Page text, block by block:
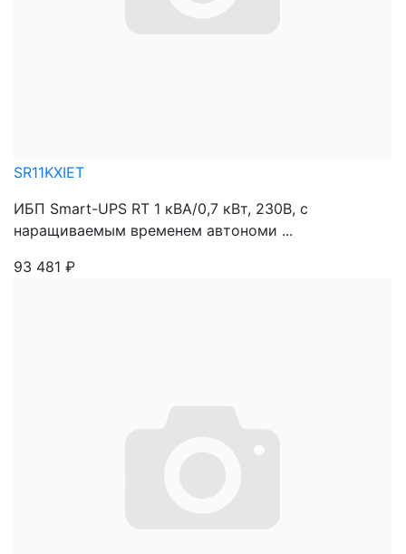
SR11KXIET
ИБП Smart-UPS RT 1 кВА/0,7 кВт, 230В, с
наращиваемым временем автономи ...
93 481 ₽